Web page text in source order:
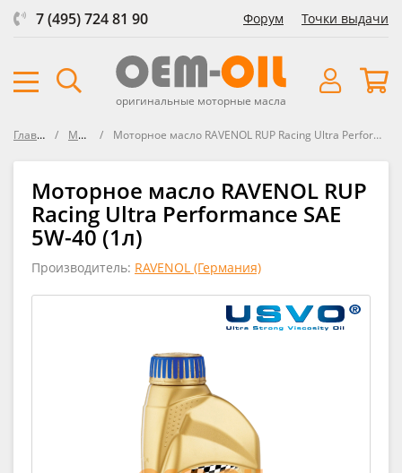
7 (495) 724 81 90 Форум Точки выдачи
оригинальные моторные масла
Главная Масла Моторное масло RAVENOL RUP Racing Ultra Performance SAE 5W-40
Моторное масло RAVENOL RUP
Racing Ultra Performance SAE
5W-40 (1л)
Производитель: RAVENOL (Германия)